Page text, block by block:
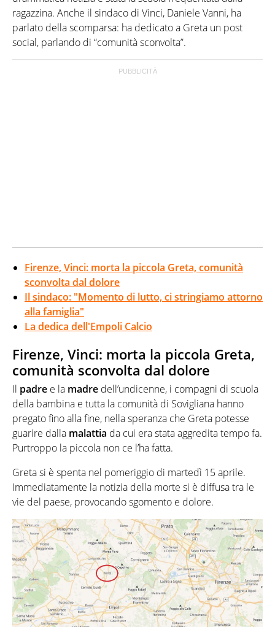
ragazzina. Anche il sindaco di Vinci, Daniele Vanni, ha
parlato della scomparsa: ha dedicato a Greta un post
social, parlando di “comunità sconvolta”.
Firenze, Vinci: morta la piccola Greta, comunità
sconvolta dal dolore
Il sindaco: "Momento di lutto, ci stringiamo attorno
alla famiglia"
La dedica dell'Empoli Calcio
Firenze, Vinci: morta la piccola Greta,
comunità sconvolta dal dolore
Il padre e la madre dell’undicenne, i compagni di scuola
della bambina e tutta la comunità di Sovigliana hanno
pregato fino alla fine, nella speranza che Greta potesse
guarire dalla malattia da cui era stata aggredita tempo fa.
Purtroppo la piccola non ce l’ha fatta.
Greta si è spenta nel pomeriggio di martedì 15 aprile.
Immediatamente la notizia della morte si è diffusa tra le
vie del paese, provocando sgomento e dolore.